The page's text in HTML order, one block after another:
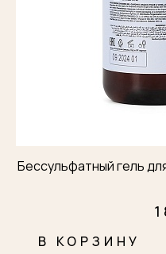
Бессульфатный гель
1
В КОРЗИНУ